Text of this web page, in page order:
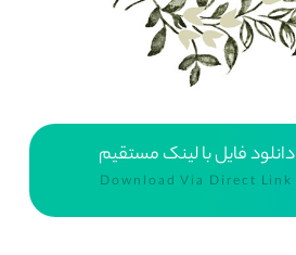
دانلود فایل با لینک مستقیم
Download Via Direct Link